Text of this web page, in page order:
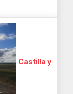
Castilla y